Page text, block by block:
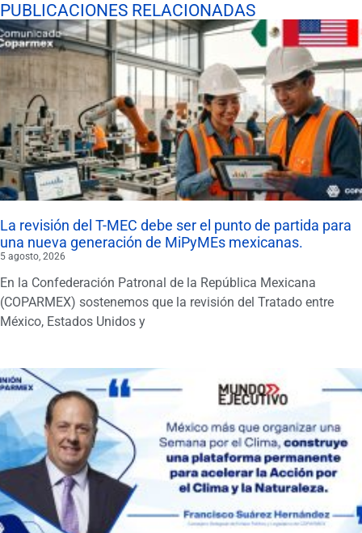
PUBLICACIONES RELACIONADAS
La revisión del T-MEC debe ser el punto de partida para
una nueva generación de MiPyMEs mexicanas.
5 agosto, 2026
En la Confederación Patronal de la República Mexicana
(COPARMEX) sostenemos que la revisión del Tratado entre
México, Estados Unidos y